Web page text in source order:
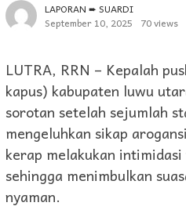
LAPORAN ➨ SUARDI
September 10, 2025 70 views
LUTRA, RRN – Kepalah
kapus) kabupaten luwu
sorotan setelah sejumlah
mengeluhkan sikap
kerap melakukan
sehingga menimbulkan
nyaman.